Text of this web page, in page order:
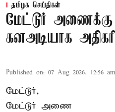
தமிழக செய்திகள்
மேட்டூர் அணைக்கு
கனஅடியாக
Published on: 07 Aug 2026, 12:56 am
மேட்டூர்,
மேட்டூர் அணை